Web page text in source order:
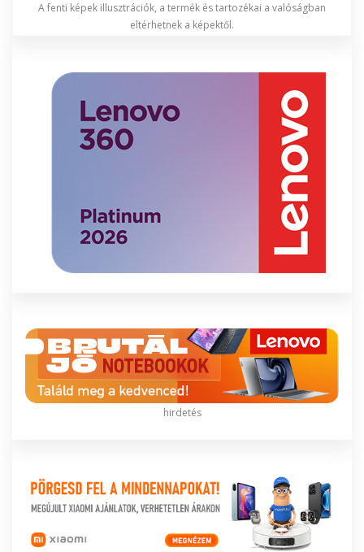
A fenti képek illusztrációk, a termék és tartozékai a valóságban
eltérhetnek a képektől.
hirdetés